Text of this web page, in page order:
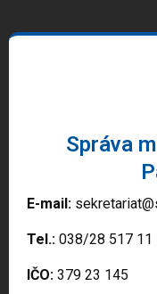
Správa
E-mail:
Tel.: 038/28 517 11
IČO: 379 23 145